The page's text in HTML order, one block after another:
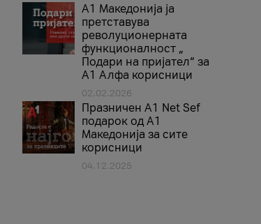
А1 Македонија ја
претставува
револуционерната
функционалност „
Подари на пријател“ за
А1 Алфа корисници
02.02.2026
Празничен A1 Net Sеf
подарок од А1
Македонија за сите
корисници
04.12.2025